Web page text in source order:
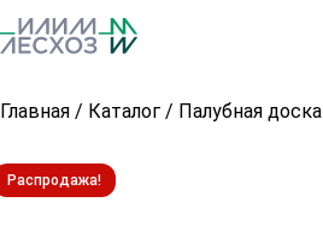
Главная / Каталог / Палубная доска
Распродажа!